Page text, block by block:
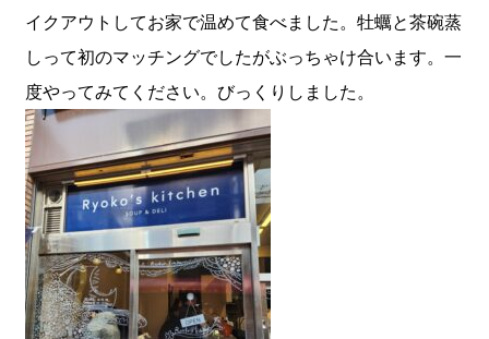
イクアウトしてお家で温めて食べました。牡蠣と茶碗蒸
しって初のマッチングでしたがぶっちゃけ合います。一
度やってみてください。びっくりしました。